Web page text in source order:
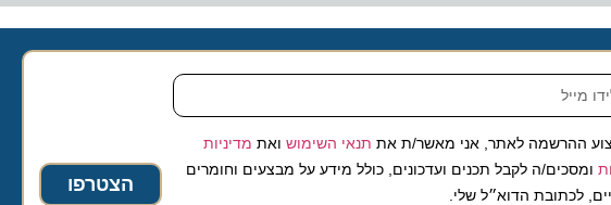
ההרשמה לאתר, אני מאשר/ת אתתנאי השימושואת מדיניות
ה לקבל תכנים ועדכונים, כולל מידע על מבצעים וחומרים
הדוא״ל שלי.
הצטרפו